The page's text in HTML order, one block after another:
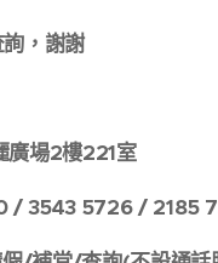
，謝謝☺️
廣場2樓221室
/ 3543 5726 / 2185